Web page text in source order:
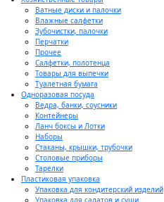
Ватные диски и палочки
Влажные салфетки
Зубочистки, палочки
Перчатки
Прочее
Салфетки, полотенца
Товары для выпечки
Туалетная бумага
Одноразовая посуда
Ведра, банки, соусники
Контейнеры
Ланч боксы и Лотки
Наборы
Стаканы, крышки, трубочки
Столовые приборы
Тарелки
Пластиковая упаковка
Упаковка для кондитерский изделий
Упаковка для салатов и суши